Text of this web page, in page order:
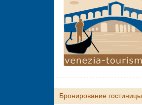
Бронирование гостиницы